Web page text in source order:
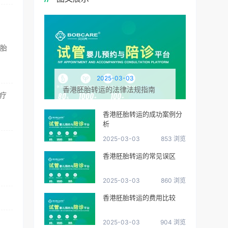
2025-03-03
香港胚胎转运的法律法规指南
香港胚胎转运的成功案例分
析
2025-03-03 853 浏览
香港胚胎转运的常见误区
2025-03-03 860 浏览
香港胚胎转运的费用比较
2025-03-03 904 浏览